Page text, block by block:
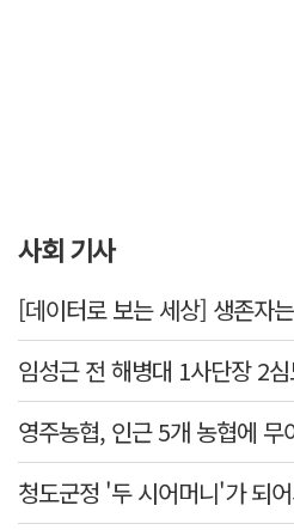
사회 기사
청도군정 '두 시어머니'가 되